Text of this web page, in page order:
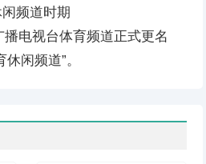
频道时期
电视台体育频道正式更名
闲频道”。